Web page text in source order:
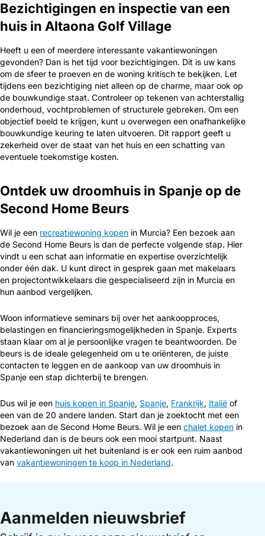
Bezichtigingen en inspectie van een
huis in Altaona Golf Village
Heeft u een of meerdere interessante vakantiewoningen
gevonden? Dan is het tijd voor bezichtigingen. Dit is uw kans
om de sfeer te proeven en de woning kritisch te bekijken. Let
tijdens een bezichtiging niet alleen op de charme, maar ook op
de bouwkundige staat. Controleer op tekenen van achterstallig
onderhoud, vochtproblemen of structurele gebreken. Om een
objectief beeld te krijgen, kunt u overwegen een onafhankelijke
bouwkundige keuring te laten uitvoeren. Dit rapport geeft u
zekerheid over de staat van het huis en een schatting van
eventuele toekomstige kosten.
Ontdek uw droomhuis in Spanje op de
Second Home Beurs
Wil je een recreatiewoning kopen in Murcia? Een bezoek aan
de Second Home Beurs is dan de perfecte volgende stap. Hier
vindt u een schat aan informatie en expertise overzichtelijk
onder één dak. U kunt direct in gesprek gaan met makelaars
en projectontwikkelaars die gespecialiseerd zijn in Murcia en
hun aanbod vergelijken.
Woon informatieve seminars bij over het aankoopproces,
belastingen en financieringsmogelijkheden in Spanje. Experts
staan klaar om al je persoonlijke vragen te beantwoorden. De
beurs is de ideale gelegenheid om u te oriënteren, de juiste
contacten te leggen en de aankoop van uw droomhuis in
Spanje een stap dichterbij te brengen.
Dus wil je een huis kopen in Spanje, Spanje, Frankrijk, Italië of
een van de 20 andere landen. Start dan je zoektocht met een
bezoek aan de Second Home Beurs. Wil je een chalet kopen in
Nederland dan is de beurs ook een mooi startpunt. Naast
vakantiewoningen uit het buitenland is er ook een ruim aanbod
van vakantiewoningen te koop in Nederland.
Aanmelden nieuwsbrief